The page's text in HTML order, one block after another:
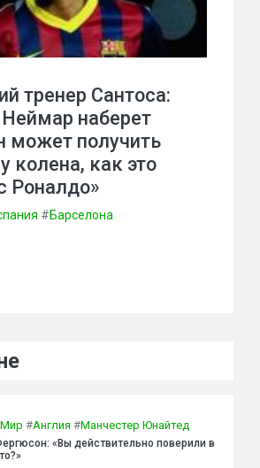
тренер Сантоса:
наберет
может получить
колена, как это
Роналдо»
#Барселона
Мир #Англия #Манчестер Юнайтед
«Вы действительно поверили в